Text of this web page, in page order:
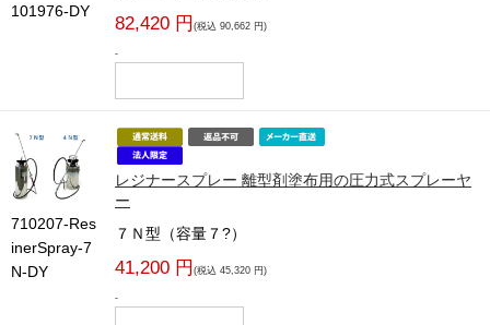
101976-DY
82,420 円 (税込 90,662 円)
-
710207-Res
inerSpray-7
N-DY
レジナースプレー 離型剤塗布用の圧力式スプレーヤ
ー
７Ｎ型（容量７?）
41,200 円 (税込 45,320 円)
-